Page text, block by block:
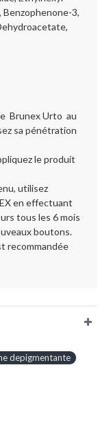
3,
Brunex Urto au
sa pénétration
le produit
utilisez
en effectuant
tous les 6 mois
boutons.
recommandée
depigmentante